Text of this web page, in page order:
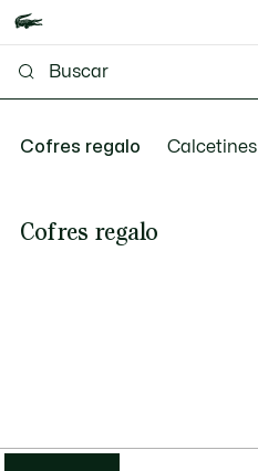
Cofres regalo Calcetines
Cofres regalo